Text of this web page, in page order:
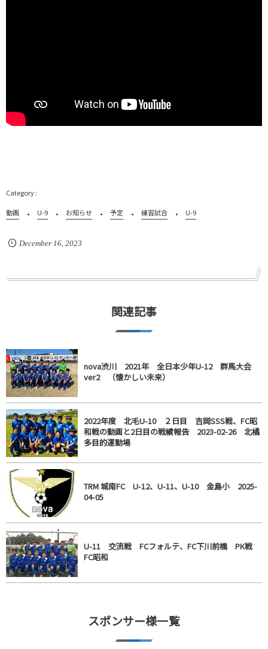
動画 U-9 お知らせ 予定 練習試合 U-9
December 16, 2023
関連記事
nova渋川 2021年 全日本少年U-12 群馬大会
ver2 （懐かしい未来）
2022年度 北毛U-10 ２日目 吉岡SSS戦、FC昭
和戦の動画と2日目の戦績報告 2023-02-26 北橘
多目的運動場
TRM 城南FC U-12、U-11、U-10 金島小 2025-
04-05
U-11 交流戦 FCフォルテ、FC下川前橋 PK戦
FC昭和
スポンサー様一覧